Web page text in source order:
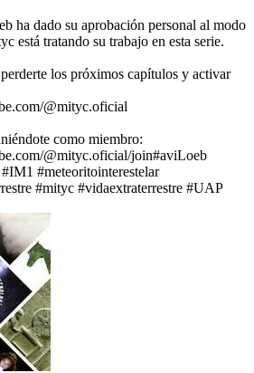
ha dado su aprobación personal al modo
está tratando su trabajo en esta serie.
los próximos capítulos y activar
@mityc.oficial
como miembro:
@mityc.oficial/join#aviLoeb
#meteoritointerestelar
#mityc #vidaextraterrestre #UAP